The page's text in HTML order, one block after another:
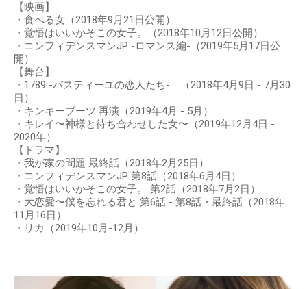
【映画】
・食べる女（2018年9月21日公開）
・覚悟はいいかそこの女子。（2018年10月12日公開）
・コンフィデンスマンJP -ロマンス編-（2019年5月17日公
開）
【舞台】
・1789 -バスティーユの恋人たち- （2018年4月9日 - 7月30
日）
・キンキーブーツ 再演（2019年4月 - 5月）
・キレイ〜神様と待ち合わせした女〜（2019年12月4日 -
2020年）
【ドラマ】
・我が家の問題 最終話（2018年2月25日）
・コンフィデンスマンJP 第8話（2018年6月4日）
・覚悟はいいかそこの女子。 第2話（2018年7月2日）
・大恋愛〜僕を忘れる君と 第6話 - 第8話・最終話（2018年
11月16日）
・リカ（2019年10月-12月）